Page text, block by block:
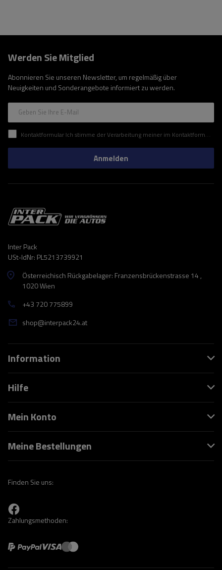
Werden Sie Mitglied
Abonnieren Sie unseren Newsletter, um regelmäßig über
Neuigkeiten und Sonderangebote informiert zu werden.
Geben Sie Ihre E-Mail
Kontaktformular Ich stimme der Verarbeitung meiner im Kontaktformular enthaltenen personenbezogenen Daten gemäß der Verordnung (EU) des Europäischen Parlaments und des Rates zu.
Anmelden
Inter Pack
USt-IdNr: PL5213739921
Österreichisch Rückgabelager: Franzensbrückenstrasse 14 ,
1020 Wien
+43 720 775899
shop@interpack24.at
Information
Hilfe
Mein Konto
Meine Bestellungen
Finden Sie uns:
Zahlungsmethoden: